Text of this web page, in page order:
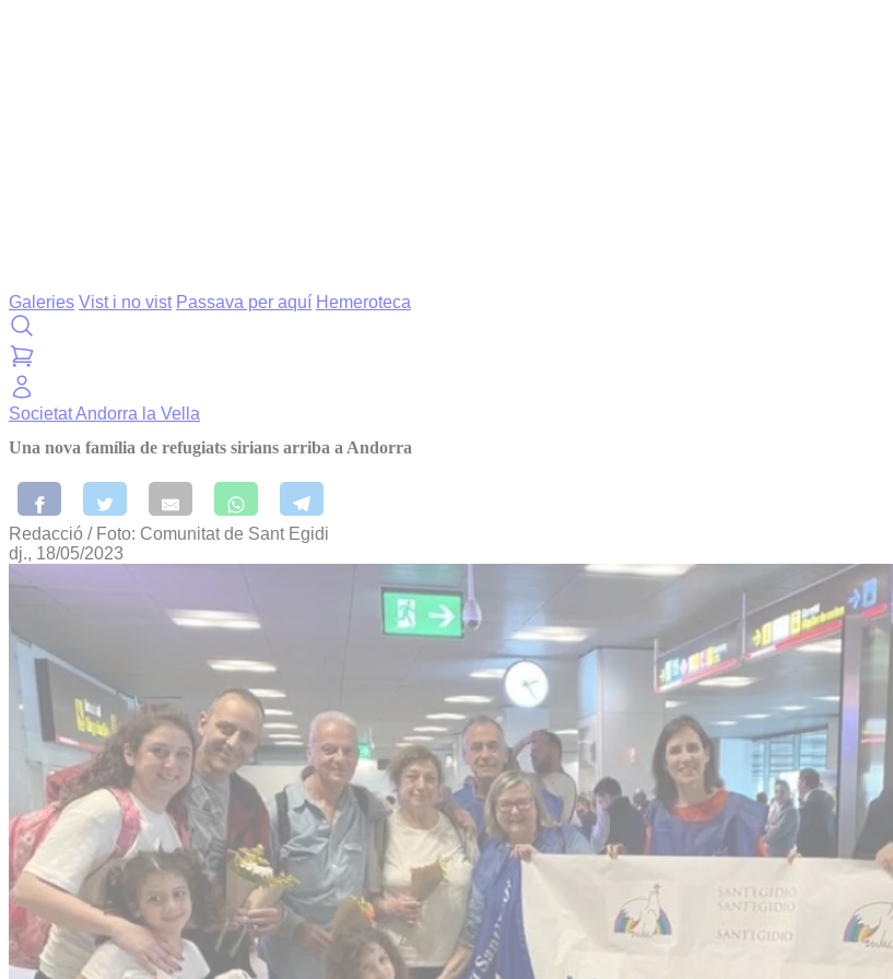
Galeries Vist i no vist Passava per aquí Hemeroteca
SocietatAndorra la Vella
Una nova família de refugiats sirians arriba a Andorra
Redacció / Foto: Comunitat de Sant Egidi
dj., 18/05/2023